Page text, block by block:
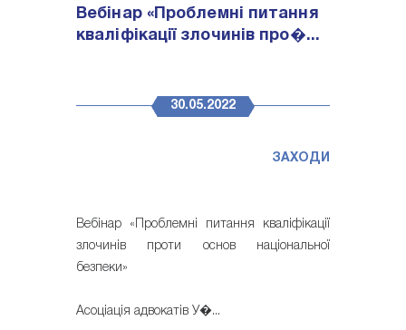
Вебінар «Проблемні питання
кваліфікації злочинів про�...
30.05.2022
ЗАХОДИ
Вебінар «Проблемні питання кваліфікації
злочинів проти основ національної
безпеки»
Асоціація адвокатів У�...